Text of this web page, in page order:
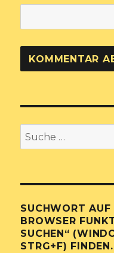
Suche
nach:
SUCHWORT
BROWSER
SUCHEN“
STRG+F) FINDEN.